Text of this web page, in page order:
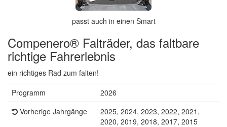
passt auch in einen Smart
Compenero® Falträder, das faltbare
richtige Fahrerlebnis
ein richtiges Rad zum falten!
Programm
2026
Vorherige Jahrgänge
2025, 2024, 2023, 2022, 2021,
2020, 2019, 2018, 2017, 2015